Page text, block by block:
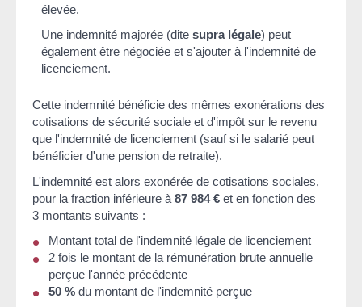
élevée.
Une indemnité majorée (ditesupra légale) peut
également être négociée et s'ajouter à l'indemnité de
licenciement.
Cette indemnité bénéficie des mêmes exonérations des
cotisations de sécurité sociale et d'impôt sur le revenu
que l'indemnité de licenciement (sauf si le salarié peut
bénéficier d'une pension de retraite).
L'indemnité est alors exonérée de cotisations sociales,
pour la fraction inférieure à 87 984 € et en fonction des
3 montants suivants :
Montant total de l'indemnité légale de licenciement
2 fois le montant de la rémunération brute annuelle
perçue l'année précédente
50 % du montant de l'indemnité perçue